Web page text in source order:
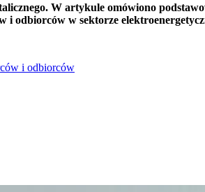
W artykule omówiono
i odbiorców w sektorze
i odbiorców